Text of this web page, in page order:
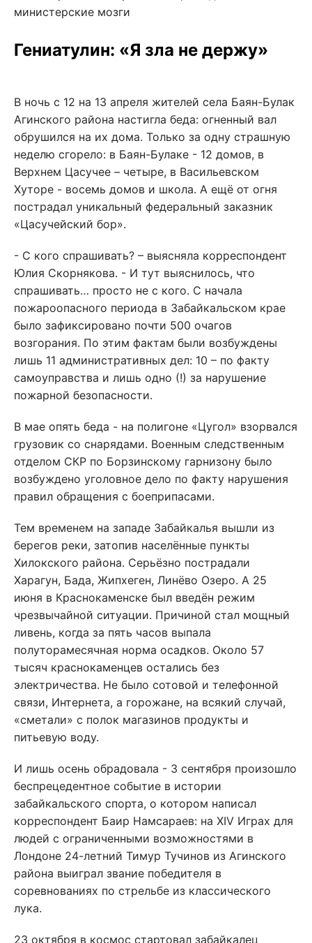
Гениатулин: «Я зла не держу»
В ночь с 12 на 13 апреля жителей села Баян-Булак
Агинского района настигла беда: огненный вал
обрушился на их дома. Только за одну страшную
неделю сгорело: в Баян-Булаке - 12 домов, в
Верхнем Цасучее – четыре, в Васильевском
Хуторе - восемь домов и школа. А ещё от огня
пострадал уникальный федеральный заказник
«Цасучейский бор».
- С кого спрашивать? – выясняла корреспондент
Юлия Скорнякова. - И тут выяснилось, что
спрашивать… просто не с кого. С начала
пожароопасного периода в Забайкальском крае
было зафиксировано почти 500 очагов
возгорания. По этим фактам были возбуждены
лишь 11 административных дел: 10 – по факту
самоуправства и лишь одно (!) за нарушение
пожарной безопасности.
В мае опять беда - на полигоне «Цугол» взорвался
грузовик со снарядами. Военным следственным
отделом СКР по Борзинскому гарнизону было
возбуждено уголовное дело по факту нарушения
правил обращения с боеприпасами.
Тем временем на западе Забайкалья вышли из
берегов реки, затопив населённые пункты
Хилокского района. Серьёзно пострадали
Харагун, Бада, Жипхеген, Линёво Озеро. А 25
июня в Краснокаменске был введён режим
чрезвычайной ситуации. Причиной стал мощный
ливень, когда за пять часов выпала
полуторамесячная норма осадков. Около 57
тысяч краснокаменцев остались без
электричества. Не было сотовой и телефонной
связи, Интернета, а горожане, на всякий случай,
«сметали» с полок магазинов продукты и
питьевую воду.
И лишь осень обрадовала - 3 сентября произошло
беспрецедентное событие в истории
забайкальского спорта, о котором написал
корреспондент Баир Намсараев: на XIV Играх для
людей с ограниченными возможностями в
Лондоне 24-летний Тимур Тучинов из Агинского
района выиграл звание победителя в
соревнованиях по стрельбе из классического
лука.
23 октября в космос стартовал забайкалец